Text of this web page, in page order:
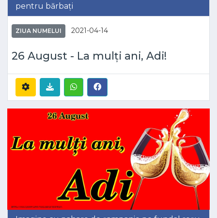
pentru bărbați
ZIUA NUMELUI 2021-04-14
26 August - La mulți ani, Adi!